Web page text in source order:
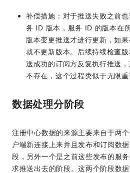
补偿措施：对于推送失败之前
务 ID 版本，服务 ID 的版本在
版本变更推送才进行更新，如
就不更新版本。后续持续检查
送成功的订阅方反复执行推送
不存在，这个过程类似于无限重
数据处理分阶段
注册中心数据的来源主要来自于两
户端新连接上来并且发布和订阅数
段，另外一个是之前这些发布的服
求推送出去的阶段。这两个阶段数